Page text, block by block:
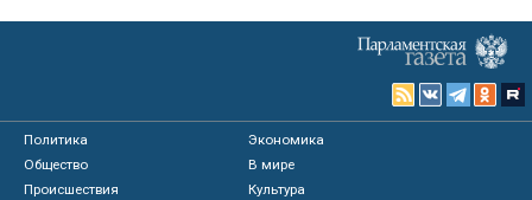
Политика
Экономика
Общество
В мире
Происшествия
Культура